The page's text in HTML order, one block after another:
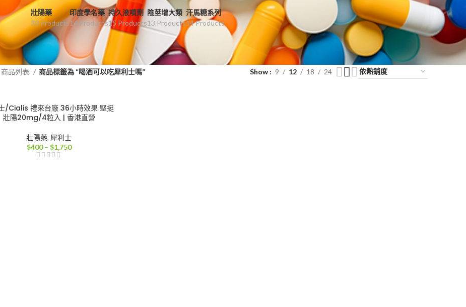
壯陽藥
30 Products
印度學名藥
16 Products
持久液噴劑
15 Products
陰莖增大類
13 Products
汗馬糖系列
14 Products
商品列表 商品標籤為 “喝酒可以吃犀利士嗎” Show 9 12 18 24
/Cialis 禮來台廠 36小時效果 堅挺
壯陽20mg/4粒入 | 香港直營
壯陽藥, 犀利士
$400 – $1,750價